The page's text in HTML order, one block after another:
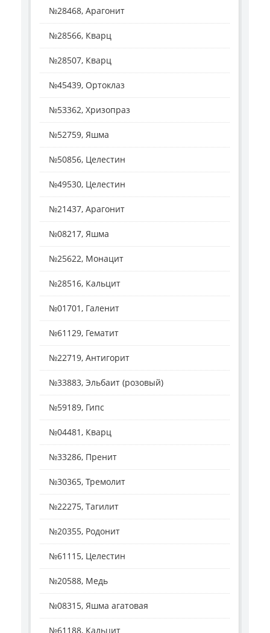
№28468, Арагонит
№28566, Кварц
№28507, Кварц
№45439, Ортоклаз
№53362, Хризопраз
№52759, Яшма
№50856, Целестин
№49530, Целестин
№21437, Арагонит
№08217, Яшма
№25622, Монацит
№28516, Кальцит
№01701, Галенит
№61129, Гематит
№22719, Антигорит
№33883, Эльбаит (розовый)
№59189, Гипс
№04481, Кварц
№33286, Пренит
№30365, Тремолит
№22275, Тагилит
№20355, Родонит
№61115, Целестин
№20588, Медь
№08315, Яшма агатовая
№61188, Кальцит